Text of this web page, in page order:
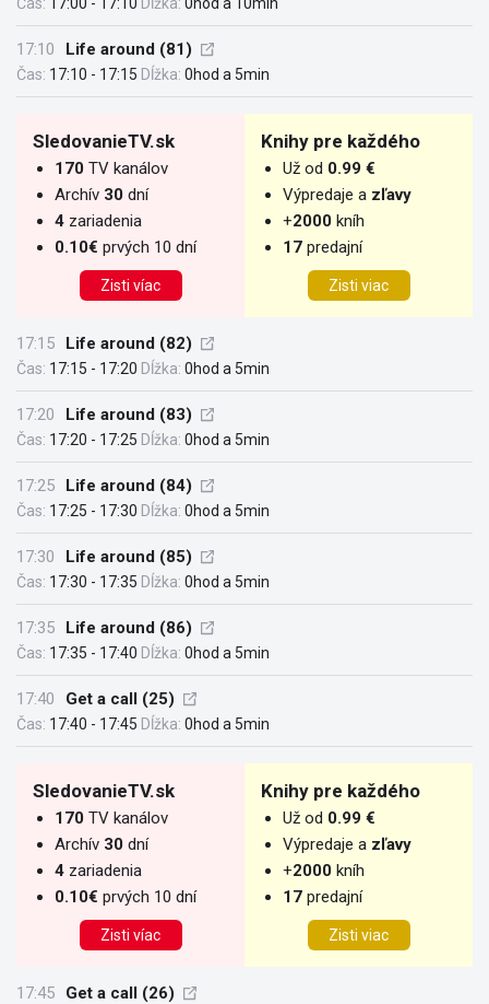
17:10 Life around (81)
Čas: 17:10 - 17:15 Dĺžka: 0hod a 5min
SledovanieTV.sk
170 TV kanálov
Archív 30 dní
4 zariadenia
0.10€ prvých 10 dní
Zisti víac
Knihy pre každého
Už od 0.99 €
Výpredaje a zľavy
+2000 kníh
17 predajní
Zisti viac
17:15 Life around (82)
Čas: 17:15 - 17:20 Dĺžka: 0hod a 5min
17:20 Life around (83)
Čas: 17:20 - 17:25 Dĺžka: 0hod a 5min
17:25 Life around (84)
Čas: 17:25 - 17:30 Dĺžka: 0hod a 5min
17:30 Life around (85)
Čas: 17:30 - 17:35 Dĺžka: 0hod a 5min
17:35 Life around (86)
Čas: 17:35 - 17:40 Dĺžka: 0hod a 5min
17:40 Get a call (25)
Čas: 17:40 - 17:45 Dĺžka: 0hod a 5min
SledovanieTV.sk
170 TV kanálov
Archív 30 dní
4 zariadenia
0.10€ prvých 10 dní
Zisti víac
Knihy pre každého
Už od 0.99 €
Výpredaje a zľavy
+2000 kníh
17 predajní
Zisti viac
17:45 Get a call (26)